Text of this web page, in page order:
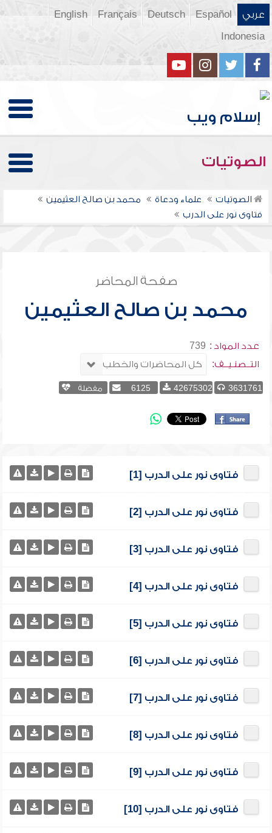
عربي Español
Deutsch
Français
English
Indonesia
الصوتيات
الصوتيات علماء ودعاة
محمد بن صالح العثيمين
فتاوى نور على الدرب
صفحة المحاضر
محمد بن صالح العثيمين
عدد المواد : 739
التــصنـيــف:
3631761
42675302
6125 مفضلة
فتاوى نور على الدرب [1]
فتاوى نور على الدرب [2]
فتاوى نور على الدرب [3]
فتاوى نور على الدرب [4]
فتاوى نور على الدرب [5]
فتاوى نور على الدرب [6]
فتاوى نور على الدرب [7]
فتاوى نور على الدرب [8]
فتاوى نور على الدرب [9]
فتاوى نور على الدرب [10]